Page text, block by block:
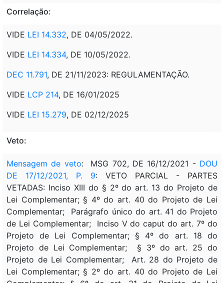
Correlação:
VIDE LEI 14.332, DE 04/05/2022.
VIDE LEI 14.334, DE 10/05/2022.
DEC 11.791, DE 21/11/2023: REGULAMENTAÇÃO.
VIDE LCP 214, DE 16/01/2025
VIDE LEI 15.279, DE 02/12/2025
Veto:
Mensagem de veto: MSG 702, DE 16/12/2021 - DOU
DE 17/12/2021, P. 9: VETO PARCIAL - PARTES
VETADAS: Inciso XIII do § 2º do art. 13 do Projeto de
Lei Complementar; § 4º do art. 40 do Projeto de Lei
Complementar; Parágrafo único do art. 41 do Projeto
de Lei Complementar; Inciso V do caput do art. 7º do
Projeto de Lei Complementar; § 4º do art. 18 do
Projeto de Lei Complementar; § 3º do art. 25 do
Projeto de Lei Complementar; Art. 28 do Projeto de
Lei Complementar; § 2º do art. 40 do Projeto de Lei
Complementar; § 6º do art. 31 do Projeto de Lei